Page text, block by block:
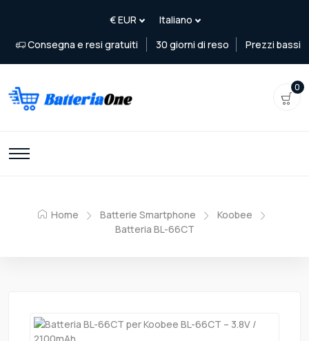
Consegna e resi gratuiti 30 giorni di reso Prezzi bassi
0
Home Batterie Smartphone
Koobee
Batteria BL-66CT